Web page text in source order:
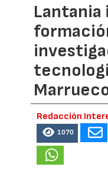
Lantania
Redacción
1070